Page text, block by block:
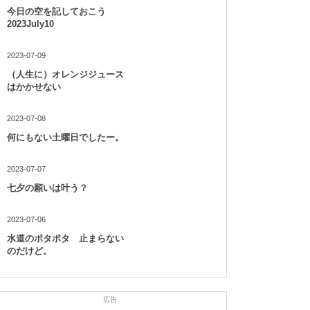
今日の空を記しておこう
2023July10
2023-07-09
（人生に）オレンジジュース
はかかせない
2023-07-08
何にもない土曜日でしたー。
2023-07-07
七夕の願いは叶う？
2023-07-06
水道のポタポタ 止まらない
のだけど。
広告